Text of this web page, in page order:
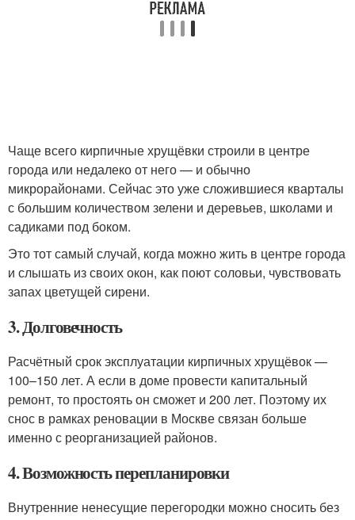
Чаще всего кирпичные хрущёвки строили в центре
города или недалеко от него — и обычно
микрорайонами. Сейчас это уже сложившиеся кварталы
с большим количеством зелени и деревьев, школами и
садиками под боком.
Это тот самый случай, когда можно жить в центре города
и слышать из своих окон, как поют соловьи, чувствовать
запах цветущей сирени.
3. Долговечность
Расчётный срок эксплуатации кирпичных хрущёвок —
100–150 лет. А если в доме провести капитальный
ремонт, то простоять он сможет и 200 лет. Поэтому их
снос в рамках реновации в Москве связан больше
именно с реорганизацией районов.
4. Возможность перепланировки
Внутренние ненесущие перегородки можно сносить без